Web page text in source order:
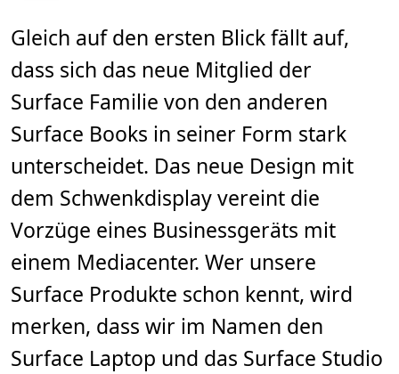
z
e
t
,
4
m
n
.
Gleich auf den ersten Blick fällt auf,
dass sich das neue Mitglied der
Surface Familie von den anderen
Surface Books in seiner Form stark
unterscheidet. Das neue Design mit
dem Schwenkdisplay vereint die
Vorzüge eines Businessgeräts mit
einem Mediacenter. Wer unsere
Surface Produkte schon kennt, wird
merken, dass wir im Namen den
Surface Laptop und das Surface Studio